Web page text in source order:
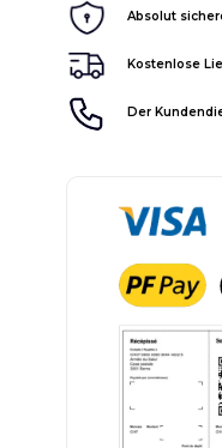
Absolut
Kostenlose
Der